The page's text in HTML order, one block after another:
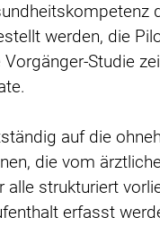
werden, die
Studie
auf die
die vom
strukturiert
erfasst